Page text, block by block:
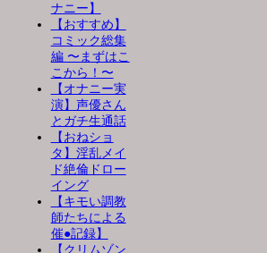
ナニー】
【おすすめ】
コミック総集
編 〜まずはこ
こから！〜
【オナニー実
演】声優さん
とガチ生通話
【おねショ
タ】淫乱メイ
ド絶倫ドロー
イング
【キモい調教
師たちによる
催●記録】
【クリムゾン